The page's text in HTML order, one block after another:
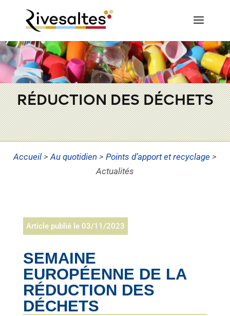
RÉDUCTION DES DÉCHETS
Accueil >Au quotidien > Points d’apport et recyclage >
Actualités
Article publié le 03/11/2023
SEMAINE
EUROPÉENNE DE LA
RÉDUCTION DES
DÉCHETS